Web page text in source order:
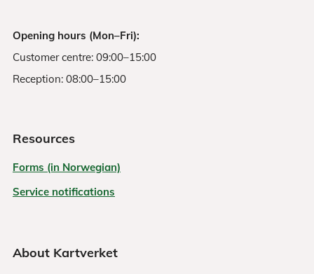
Opening hours (Mon–Fri):
Customer centre: 09:00–15:00
Reception: 08:00–15:00
Resources
Forms (in Norwegian)
Service notifications
About Kartverket